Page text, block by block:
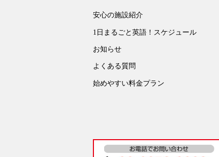
安心の施設紹介
1日まるごと英語！スケジュール
お知らせ
よくある質問
始めやすい料金プラン